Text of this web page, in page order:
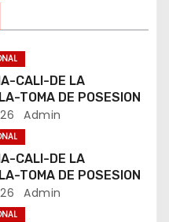
CALI-DE LA
TOMA DE POSESION
Admin
CALI-DE LA
TOMA DE POSESION
Admin